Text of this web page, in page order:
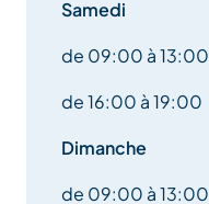
Samedi
de 09:00 à 13:00
de 16:00 à 19:00
Dimanche
de 09:00 à 13:00